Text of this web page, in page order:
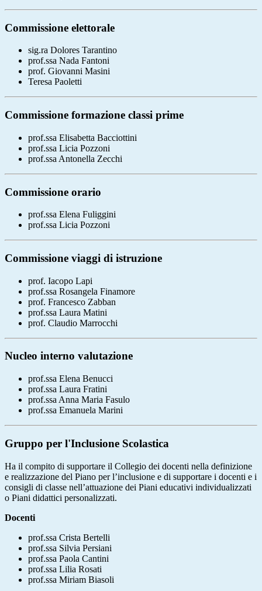
Commissione elettorale
sig.ra Dolores Tarantino
prof.ssa Nada Fantoni
prof. Giovanni Masini
Teresa Paoletti
Commissione formazione classi prime
prof.ssa Elisabetta Bacciottini
prof.ssa Licia Pozzoni
prof.ssa Antonella Zecchi
Commissione orario
prof.ssa Elena Fuliggini
prof.ssa Licia Pozzoni
Commissione viaggi di istruzione
prof. Iacopo Lapi
prof.ssa Rosangela Finamore
prof. Francesco Zabban
prof.ssa Laura Matini
prof. Claudio Marrocchi
Nucleo interno valutazione
prof.ssa Elena Benucci
prof.ssa Laura Fratini
prof.ssa Anna Maria Fasulo
prof.ssa Emanuela Marini
Gruppo per l'Inclusione Scolastica
Ha il compito di supportare il Collegio dei docenti nella definizione
e realizzazione del Piano per l’inclusione e di supportare i docenti e i
consigli di classe nell’attuazione dei Piani educativi individualizzati
o Piani didattici personalizzati.
Docenti
prof.ssa Crista Bertelli
prof.ssa Silvia Persiani
prof.ssa Paola Cantini
prof.ssa Lilia Rosati
prof.ssa Miriam Biasoli